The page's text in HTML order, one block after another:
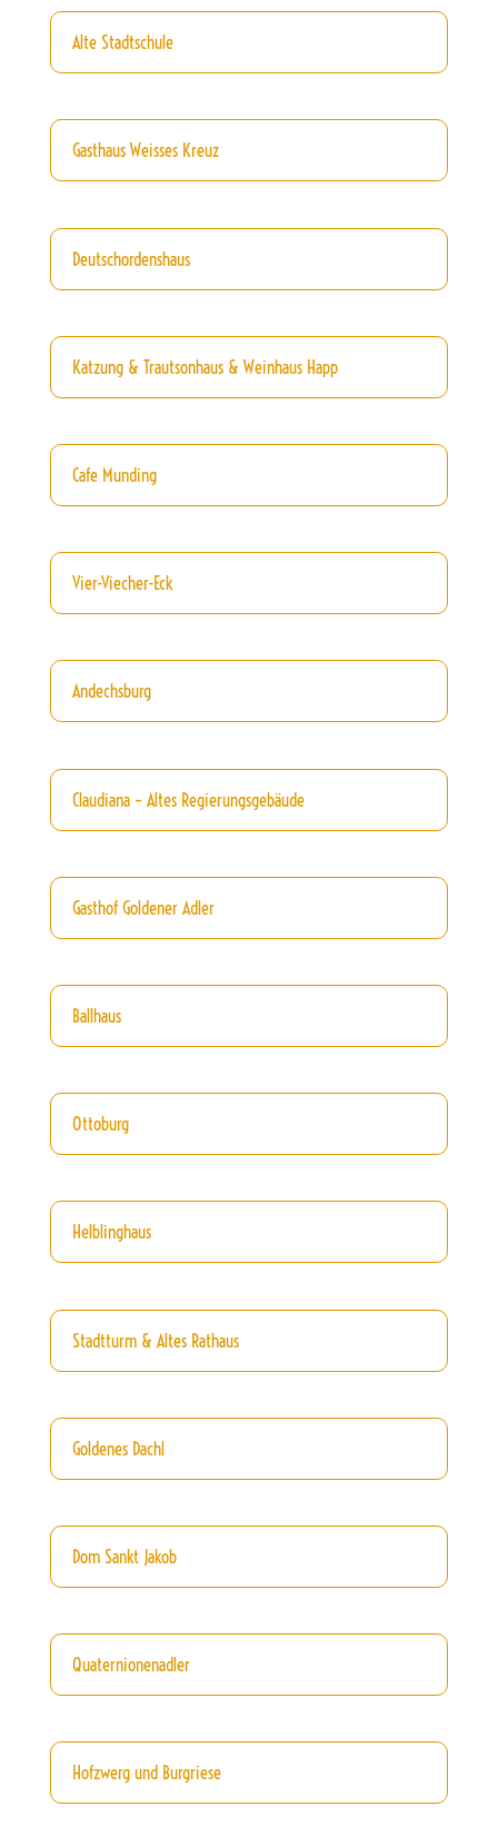
Alte Stadtschule
Gasthaus Weisses Kreuz
Deutschordenshaus
Katzung & Trautsonhaus & Weinhaus Happ
Cafe Munding
Vier-Viecher-Eck
Andechsburg
Claudiana – Altes Regierungsgebäude
Gasthof Goldener Adler
Ballhaus
Ottoburg
Helblinghaus
Stadtturm & Altes Rathaus
Goldenes Dachl
Dom Sankt Jakob
Quaternionenadler
Hofzwerg und Burgriese